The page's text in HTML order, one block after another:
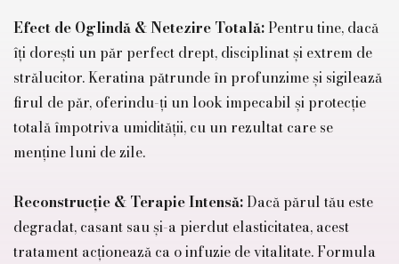
Efect de Oglindă & Netezire Totală:Pentru tine, dacă
îți dorești un păr perfect drept, disciplinat și extrem de
strălucitor. Keratina pătrunde în profunzime și sigilează
firul de păr, oferindu-ți un look impecabil și protecție
totală împotriva umidității, cu un rezultat care se
menține luni de zile.
Reconstrucție & Terapie Intensă:Dacă părul tău este
degradat, casant sau și-a pierdut elasticitatea, acest
tratament acționează ca o infuzie de vitalitate. Formula